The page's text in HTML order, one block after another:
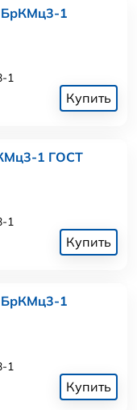
БрКМц3-1
1
Купить
1 ГОСТ
1
Купить
БрКМц3-1
1
Купить